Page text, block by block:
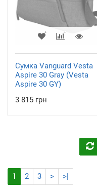
Сумка Vanguard Vesta
Aspire 30 Gray (Vesta
Aspire 30 GY)
3 815 грн
1 2 3 > >|